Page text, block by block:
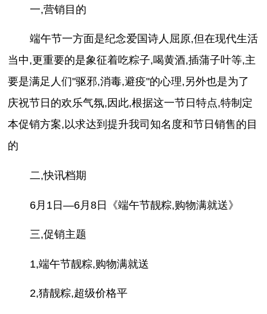
一,营销目的
端午节一方面是纪念爱国诗人屈原,但在现代生活
当中,更重要的是象征着吃粽子,喝黄酒,插蒲子叶等,主
要是满足人们"驱邪,消毒,避疫"的心理,另外也是为了
庆祝节日的欢乐气氛,因此,根据这一节日特点,特制定
本促销方案,以求达到提升我司知名度和节日销售的目
的
二,快讯档期
6月1日—6月8日《端午节靓粽,购物满就送》
三,促销主题
1,端午节靓粽,购物满就送
2,猜靓粽,超级价格平